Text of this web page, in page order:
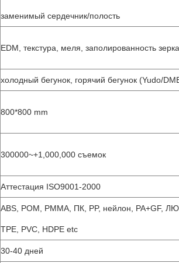
заменимый сердечник/полость
EDM, текстура, меля, заполированность
холодный бегунок, горячий бегунок (Yudo/
800*800 mm
300000~+1,000,000 съемок
Аттестация ISO9001-2000
ABS, POM, PMMA, ПК, PP, нейлон, PA+GF,
TPE, PVC, HDPE etc
30-40 дней